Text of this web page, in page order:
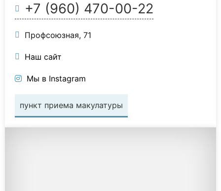
+7 (960) 470-00-22
Профсоюзная, 71
Наш сайт
Мы в Instagram
пункт приема макулатуры